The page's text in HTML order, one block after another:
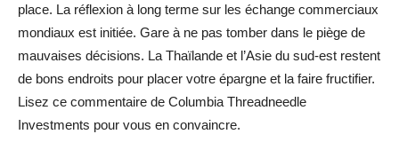
place. La réflexion à long terme sur les échange commerciaux
mondiaux est initiée. Gare à ne pas tomber dans le piège de
mauvaises décisions. La Thaïlande et l’Asie du sud-est restent
de bons endroits pour placer votre épargne et la faire fructifier.
Lisez ce commentaire de Columbia Threadneedle
Investments pour vous en convaincre.